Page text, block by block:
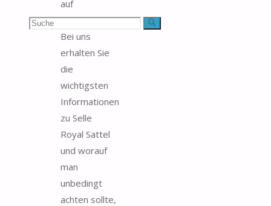
Suchen Suche
auf
Testbedarf.de.
Bei uns
erhalten Sie
die
wichtigsten
Informationen
zu Selle
Royal Sattel
und worauf
man
unbedingt
achten sollte,